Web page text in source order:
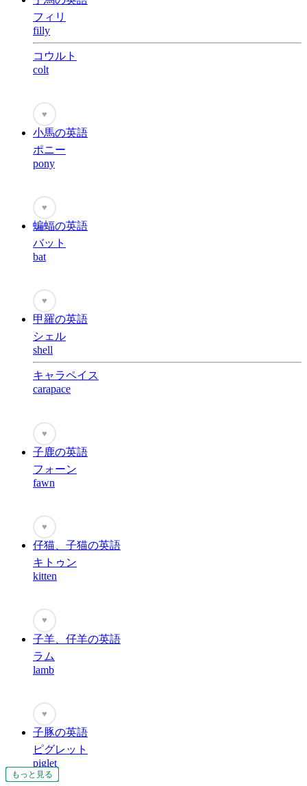
もっと見る
もっと見る
もっと見る
もっと見る
もっと見る
もっと見る
もっと見る
もっと見る
もっと見る
もっと見る
もっと見る
もっと見る
もっと見る
もっと見る
もっと見る
もっと見る
もっと見る
もっと見る
もっと見る
もっと見る
もっと見る
もっと見る
もっと見る
もっと見る
もっと見る
もっと見る
フィリ
filly
コウルト
colt
もっと見る
♥
小馬の英語
ポニー
pony
♥
蝙蝠の英語
バット
bat
♥
甲羅の英語
シェル
shell
キャラペイス
carapace
♥
子鹿の英語
フォーン
fawn
♥
仔猫、子猫の英語
キトゥン
kitten
♥
子羊、仔羊の英語
ラム
lamb
♥
子豚の英語
ピグレット
piglet
もっと見る
もっと見る
もっと見る
もっと見る
もっと見る
もっと見る
もっと見る
もっと見る
もっと見る
もっと見る
もっと見る
もっと見る
もっと見る
もっと見る
もっと見る
もっと見る
もっと見る
もっと見る
もっと見る
もっと見る
もっと見る
もっと見る
もっと見る
もっと見る
もっと見る
もっと見る